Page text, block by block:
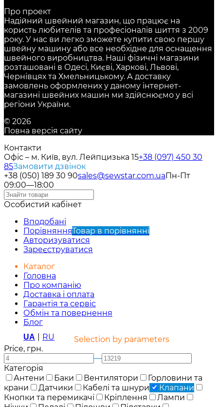
Про проект
Надійний швейний магазин, що працює на
користь любителів та професіоналів шиття з 2009
року. У нас ви легко зможете купити свою першу
швейну машину або все необхідне для оснащення
швейного виробництва. Наші фізичні магазини
розташовані в Одесі, Києві, Харкові, Львові,
Чернівцях та Хмельницькому. А доставку
замовлень оформлених у даному інтернет-
магазині швейних машин ми здійснюємо у всі
регіони України.
© 2026
Повна версія сайту
Контакти
Офіс – м. Київ, вул. Лейпцизька 15+38 (097) 450 30
85Замовити дзвінок
+38 (050) 189 30 90sales@sewstar.com.uaПн-Пт
09:00—18:00
Особистий кабінет
Вподобані
ПорівнянняТовар в порівнянні
Авторизуватися
Зареєструватися
Каталог
Головна
Про компанію
Доставка і оплата
Гарантія та сервіс
Обмін та повернення
Блог
UA RU
Selection by parameters
Price, грн.
—
Категорія
Антени
Баки Вентилятори
Горловини та
крани
Датчики Кабелі та шнури
Клапани
Кнопки та перемикачі
Кріплення
Лампи